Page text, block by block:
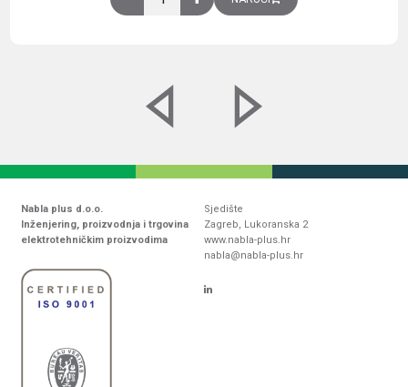
Nabla plus d.o.o.
Inženjering, proizvodnja i trgovina
elektrotehničkim proizvodima
Sjedište
Zagreb, Lukoranska 2
www.nabla-plus.hr
nabla@nabla-plus.hr